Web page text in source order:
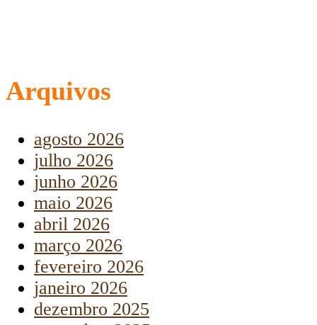
Arquivos
agosto 2026
julho 2026
junho 2026
maio 2026
abril 2026
março 2026
fevereiro 2026
janeiro 2026
dezembro 2025